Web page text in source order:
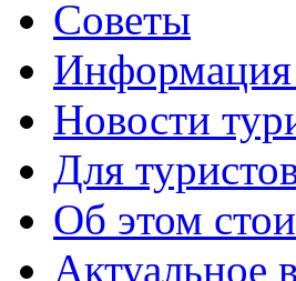
Советы
Информация
Новости
Для
Об этом
Актуальное